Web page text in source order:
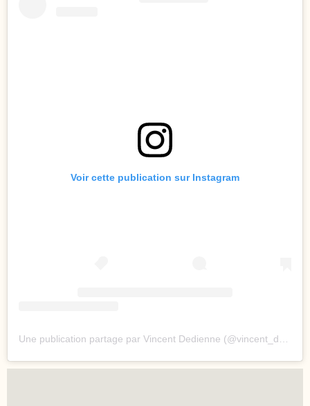
Voir cette publication sur Instagram